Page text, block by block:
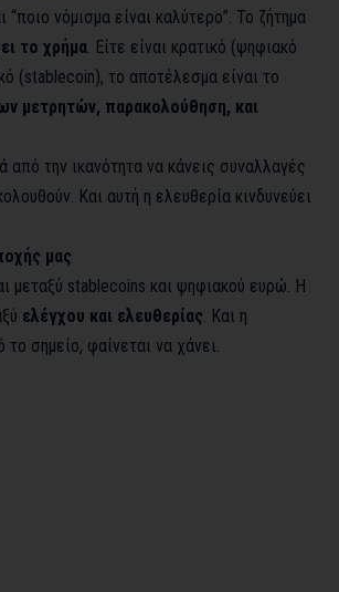
“ποιο νόμισμα είναι καλύτερο”. Το ζήτημα
το χρήμα. Είτε είναι κρατικό (ψηφιακό
(stablecoin), το αποτέλεσμα είναι το
μετρητών, παρακολούθηση, και
από την ικανότητα να κάνεις συναλλαγές
Και αυτή η ελευθερία κινδυνεύει
μας
μεταξύ stablecoins και ψηφιακού ευρώ. Η
ελέγχου και ελευθερίας. Και η
σημείο, φαίνεται να χάνει.